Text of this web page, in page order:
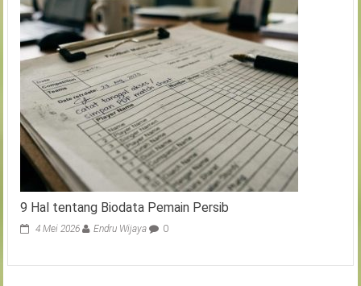
9 Hal tentang Biodata Pemain Persib
4 Mei 2026 Endru Wijaya 0